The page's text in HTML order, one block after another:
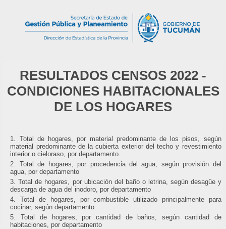
RESULTADOS CENSOS 2022 -
CONDICIONES HABITACIONALES
DE LOS HOGARES
Total de hogares, por material predominante de los pisos, según
material predominante de la cubierta exterior del techo y revestimiento
interior o cieloraso, por departamento.
Total de hogares, por procedencia del agua, según provisión del
agua, por departamento
Total de hogares, por ubicación del baño o letrina, según desagüe y
descarga de agua del inodoro, por departamento
Total de hogares, por combustible utilizado principalmente para
cocinar, según departamento
Total de hogares, por cantidad de baños, según cantidad de
habitaciones, por departamento